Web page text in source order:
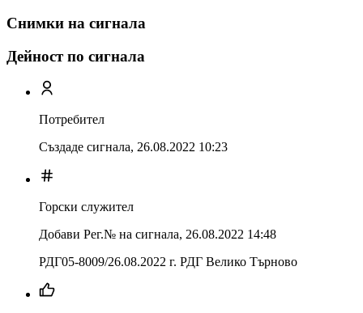
Снимки на сигнала
Дейност по сигнала
Потребител
Създаде сигнала, 26.08.2022 10:23
Горски служител
Добави Рег.№ на сигнала, 26.08.2022 14:48
РДГ05-8009/26.08.2022 г. РДГ Велико Търново